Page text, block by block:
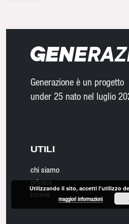
Generazione è un progetto
under 25 nato nel luglio
UTILI
chi siamo
privacy
cookie
Utilizzando il sito, accetti l'utilizzo
maggiori informazioni